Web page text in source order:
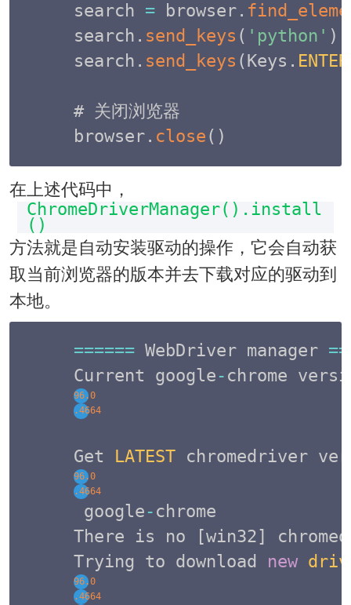
search = browser.
search . send_keys ( 'python' )
search . send_keys ( Keys . ENTER
# 关闭浏览器
browser. close ( )
在上述代码中，
ChromeDriverManager().install
()
方法就是自动安装驱动的操作，它会自动获
取当前浏览器的版本并去下载对应的驱动到
本地。
====== WebDriver manager
Current google - chrome
96.0
.4664
Get LATEST chromedriver
96.0
.4664
google - chrome
There is no
[win32]
Trying to download new
96.0
.4664